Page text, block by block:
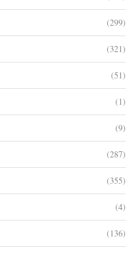
(299)
(321)
(51)
(1)
(9)
(287)
(355)
(4)
(136)